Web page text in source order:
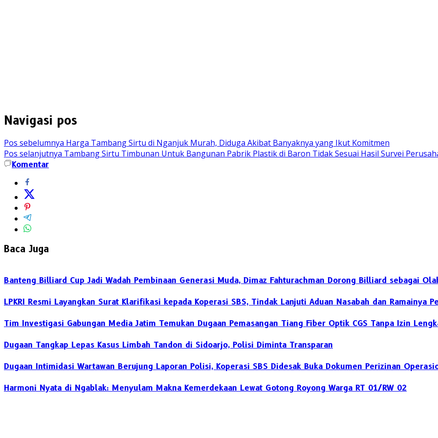
Navigasi pos
Pos sebelumnya Harga Tambang Sirtu di Nganjuk Murah, Diduga Akibat Banyaknya yang Ikut Komitmen
Pos selanjutnya Tambang Sirtu Timbunan Untuk Bangunan Pabrik Plastik di Baron Tidak Sesuai Hasil Survei
Komentar
Baca Juga
Banteng Billiard Cup Jadi Wadah Pembinaan Generasi Muda, Dimaz Fahturachman Dorong Billiard sebagai
LPKRI Resmi Layangkan Surat Klarifikasi kepada Koperasi SBS, Tindak Lanjuti Aduan Nasabah dan Ramainya
Tim Investigasi Gabungan Media Jatim Temukan Dugaan Pemasangan Tiang Fiber Optik CGS Tanpa Izin
Dugaan Tangkap Lepas Kasus Limbah Tandon di Sidoarjo, Polisi Diminta Transparan
Dugaan Intimidasi Wartawan Berujung Laporan Polisi, Koperasi SBS Didesak Buka Dokumen Perizinan
Harmoni Nyata di Ngablak: Menyulam Makna Kemerdekaan Lewat Gotong Royong Warga RT 01/RW 02